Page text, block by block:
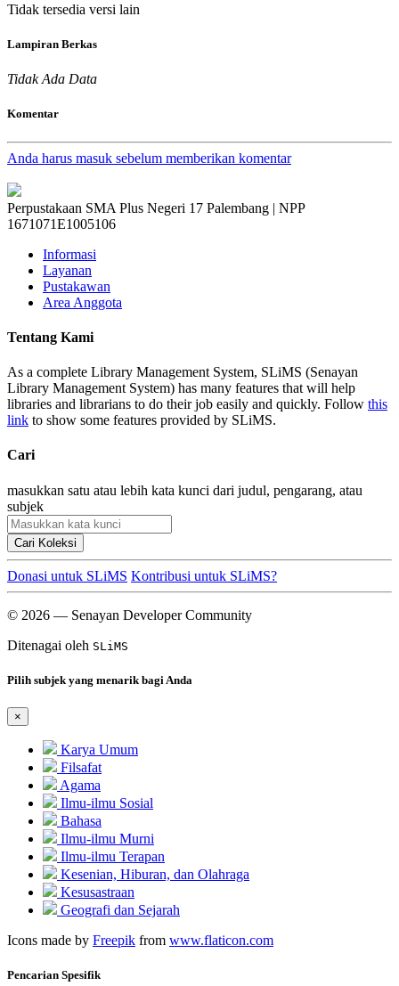
Tidak tersedia versi lain
Lampiran Berkas
Tidak Ada Data
Komentar
Anda harus masuk sebelum memberikan komentar
Perpustakaan SMA Plus Negeri 17 Palembang | NPP
1671071E1005106
Informasi
Layanan
Pustakawan
Area Anggota
Tentang Kami
As a complete Library Management System, SLiMS (Senayan
Library Management System) has many features that will help
libraries and librarians to do their job easily and quickly. Follow this
link to show some features provided by SLiMS.
Cari
masukkan satu atau lebih kata kunci dari judul, pengarang, atau
subjek
Cari Koleksi
Donasi untuk SLiMS Kontribusi untuk SLiMS?
© 2026 — Senayan Developer Community
Ditenagai oleh SLiMS
Pilih subjek yang menarik bagi Anda
×
Karya Umum
Filsafat
Agama
Ilmu-ilmu Sosial
Bahasa
Ilmu-ilmu Murni
Ilmu-ilmu Terapan
Kesenian, Hiburan, dan Olahraga
Kesusastraan
Geografi dan Sejarah
Icons made by Freepik from www.flaticon.com
Pencarian Spesifik